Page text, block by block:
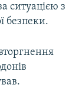
ситуацією з
безпеки.